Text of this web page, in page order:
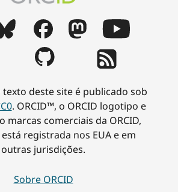
texto deste site é publicado sob
. ORCID™, o ORCID logotipo e
marcas comerciais da ORCID,
está registrada nos EUA e em
outras jurisdições.
Sobre ORCID